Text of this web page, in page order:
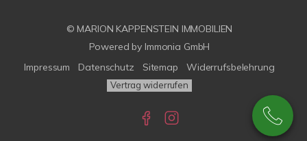
© MARION KAPPENSTEIN IMMOBILIEN
Powered by Immonia GmbH
Impressum
Datenschutz Sitemap Widerrufsbelehrung
Vertrag widerrufen